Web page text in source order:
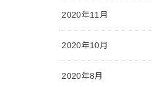
2020年11月
2020年10月
2020年8月